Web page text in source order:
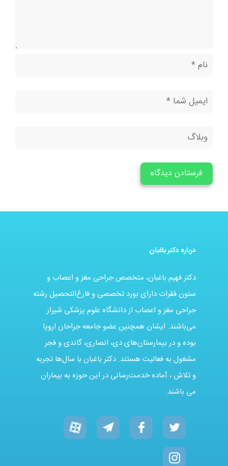
درباره دکتر باغبان
دکتر فهیم باغبان، متخصص جراحی مغز و اعصاب و
ستون فقرات دارای بورد تخصصی و فارغ‌التحصیل رشته
جراحی مغز و اعصاب از دانشگاه علوم پزشکی شیراز
می‌باشند. ایشان همچنین عضو جامعه جراحان اروپا
بوده و در بیمارستان‌های دی، انصاری، گاندی و فجر
مشغول به فعالیت هستند. دکتر باغبان با سال‌ها تجربه
و تلاش ، آماده خدمت‌رسانی در این حوزه به بیماران
می باشند.